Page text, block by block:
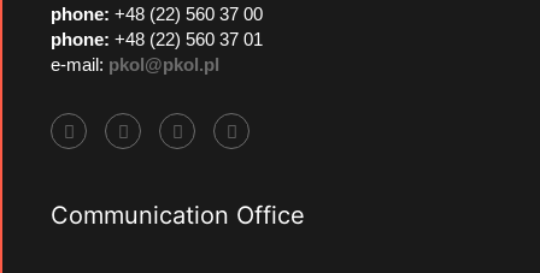
phone: +48 (22) 560 37 00
phone: +48 (22) 560 37 01
e-mail: pkol@pkol.pl
Communication Office